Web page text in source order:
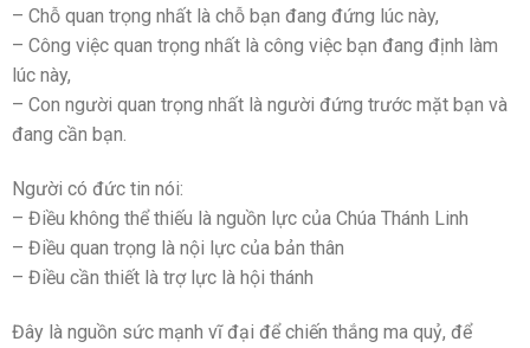
– Chỗ quan trọng nhất là chỗ bạn đang đứng lúc này,
– Công việc quan trọng nhất là công việc bạn đang định làm
lúc này,
– Con người quan trọng nhất là người đứng trước mặt bạn và
đang cần bạn.
Người có đức tin nói:
– Điều không thể thiếu là nguồn lực của Chúa Thánh Linh
– Điều quan trọng là nội lực của bản thân
– Điều cần thiết là trợ lực là hội thánh
Đây là nguồn sức mạnh vĩ đại để chiến thắng ma quỷ, để